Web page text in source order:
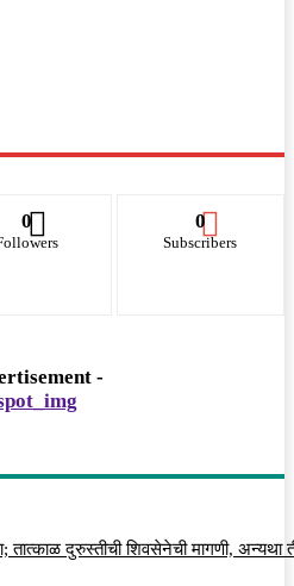
0 0
Subscribers
-
तात्काळ दुरुस्तीची शिवसेनेची मागणी, अन्यथा